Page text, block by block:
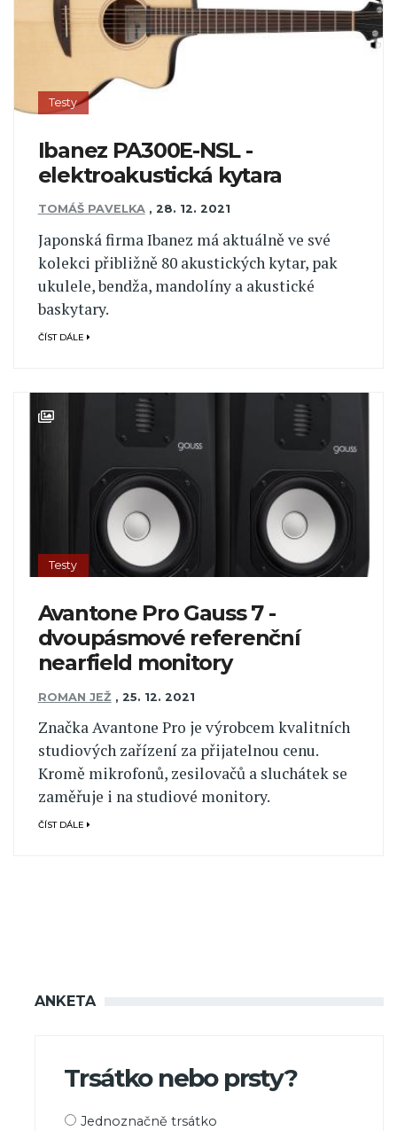
Testy
Ibanez PA300E-NSL -
elektroakustická kytara
TOMÁŠ PAVELKA , 28. 12. 2021
Japonská firma Ibanez má aktuálně ve své
kolekci přibližně 80 akustických kytar, pak
ukulele, bendža, mandolíny a akustické
baskytary.
ČÍST DÁLE
Testy
Avantone Pro Gauss 7 -
dvoupásmové referenční
nearfield monitory
ROMAN JEŽ , 25. 12. 2021
Značka Avantone Pro je výrobcem kvalitních
studiových zařízení za přijatelnou cenu.
Kromě mikrofonů, zesilovačů a sluchátek se
zaměřuje i na studiové monitory.
ČÍST DÁLE
ANKETA
Trsátko nebo prsty?
Možnosti
Jednoznačně trsátko